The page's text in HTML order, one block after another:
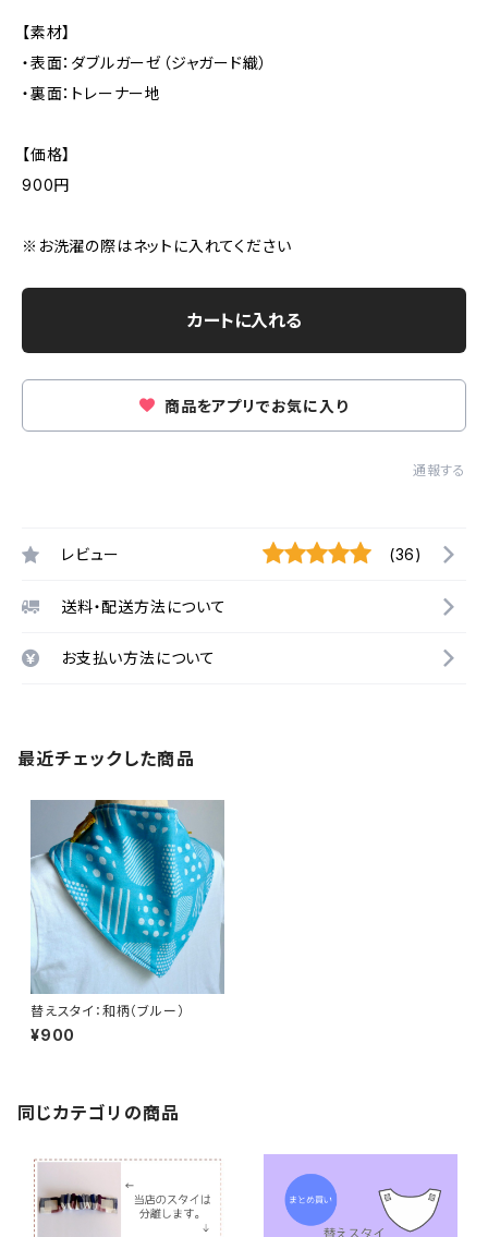
【素材】
・表面：ダブルガーゼ（ジャガード織）
・裏面：トレーナー地
【価格】
900円
※お洗濯の際はネットに入れてください
カートに入れる
商品をアプリでお気に入り
通報する
レビュー (36)
送料・配送方法について
お支払い方法について
最近チェックした商品
替えスタイ：和柄（ブルー）
¥900
同じカテゴリの商品